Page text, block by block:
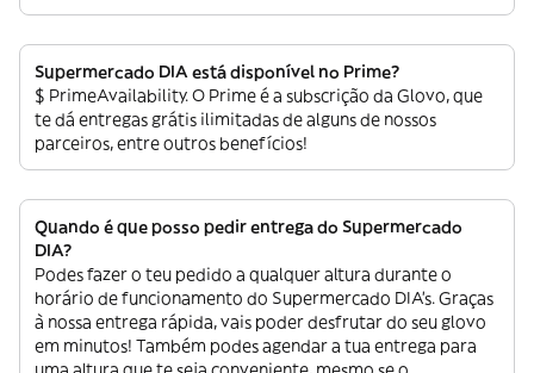
Supermercado DIA está disponível no Prime?
$ PrimeAvailability. O Prime é a subscrição da Glovo, que
te dá entregas grátis ilimitadas de alguns de nossos
parceiros, entre outros benefícios!
Quando é que posso pedir entrega do Supermercado
DIA?
Podes fazer o teu pedido a qualquer altura durante o
horário de funcionamento do Supermercado DIA’s. Graças
à nossa entrega rápida, vais poder desfrutar do seu glovo
em minutos! Também podes agendar a tua entrega para